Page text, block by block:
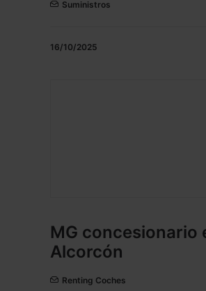
Suministros
16/10/2025
MG concesionario
Alcorcón
Renting Coches